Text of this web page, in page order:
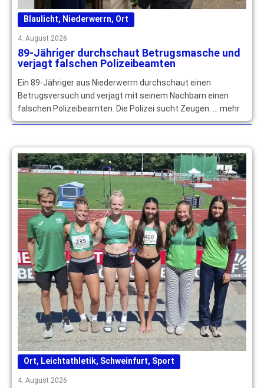
Blaulicht, Niederwerrn, Ort
4. August 2026
89-Jähriger durchschaut Betrugsmasche und
verjagt falschen Polizeibeamten
Ein 89-Jähriger aus Niederwerrn durchschaut einen
Betrugsversuch und verjagt mit seinem Nachbarn einen
falschen Polizeibeamten. Die Polizei sucht Zeugen. … mehr
Ort, Leichtathletik, Schweinfurt, Sport
4. August 2026